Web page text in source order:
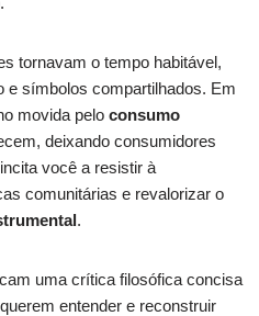
tornavam o tempo habitável,
e símbolos compartilhados. Em
movida pelo consumo
deixando consumidores
você a resistir à
comunitárias e revalorizar o
.
uma crítica filosófica concisa
entender e reconstruir